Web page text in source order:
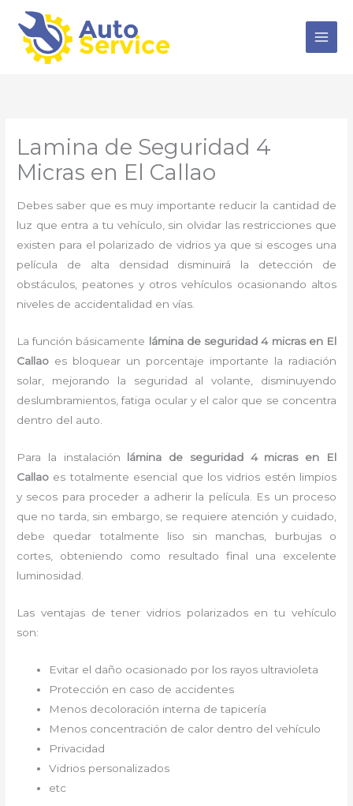
contenido
Lamina de Seguridad 4
Micras en El Callao
Debes saber que es muy importante reducir la cantidad de
luz que entra a tu vehículo, sin olvidar las restricciones que
existen para el polarizado de vidrios ya que si escoges una
película de alta densidad disminuirá la detección de
obstáculos, peatones y otros vehículos ocasionando altos
niveles de accidentalidad en vías.
La función básicamente lámina de seguridad 4 micras en El
Callao es bloquear un porcentaje importante la radiación
solar, mejorando la seguridad al volante, disminuyendo
deslumbramientos, fatiga ocular y el calor que se concentra
dentro del auto.
Para la instalación lámina de seguridad 4 micrasen El
Callao es totalmente esencial que los vidrios estén limpios
y secos para proceder a adherir la película. Es un proceso
que no tarda, sin embargo, se requiere atención y cuidado,
debe quedar totalmente liso sin manchas, burbujas o
cortes, obteniendo como resultado final una excelente
luminosidad.
Las ventajas de tener vidrios polarizados en tu vehículo
son:
Evitar el daño ocasionado por los rayos ultravioleta
Protección en caso de accidentes
Menos decoloración interna de tapicería
Menos concentración de calor dentro del vehículo
Privacidad
Vidrios personalizados
etc